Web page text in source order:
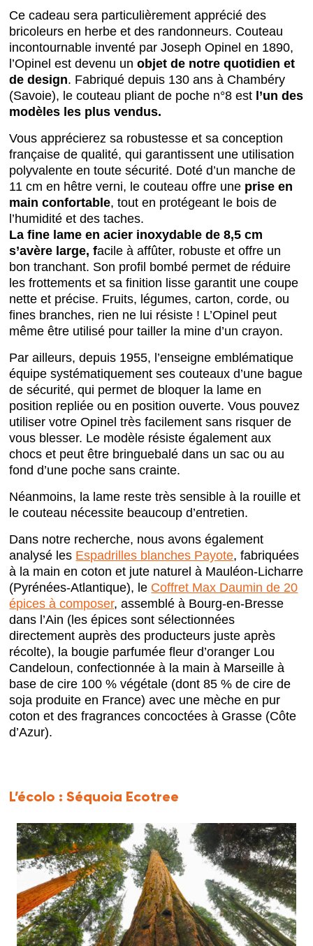
Ce cadeau sera particulièrement apprécié des
bricoleurs en herbe et des randonneurs. Couteau
incontournable inventé par Joseph Opinel en 1890,
l’Opinel est devenu unobjet de notre quotidien et
de design. Fabriqué depuis 130 ans à Chambéry
(Savoie), le couteau pliant de poche n°8 est l’un des
modèles les plus vendus.
Vous apprécierez sa robustesse et sa conception
française de qualité, qui garantissent une utilisation
polyvalente en toute sécurité. Doté d’un manche de
11 cm en hêtre verni, le couteau offre une prise en
main confortable, tout en protégeant le bois de
l’humidité et des taches.
La fine lame en acier inoxydable de 8,5 cm
s’avère large, facile à affûter, robuste et offre un
bon tranchant. Son profil bombé permet de réduire
les frottements et sa finition lisse garantit une coupe
nette et précise. Fruits, légumes, carton, corde, ou
fines branches, rien ne lui résiste ! L’Opinel peut
même être utilisé pour tailler la mine d’un crayon.
Par ailleurs, depuis 1955, l’enseigne emblématique
équipe systématiquement ses couteaux d’une bague
de sécurité, qui permet de bloquer la lame en
position repliée ou en position ouverte. Vous pouvez
utiliser votre Opinel très facilement sans risquer de
vous blesser. Le modèle résiste également aux
chocs et peut être bringuebalé dans un sac ou au
fond d’une poche sans crainte.
Néanmoins, la lame reste très sensible à la rouille et
le couteau nécessite beaucoup d’entretien.
Dans notre recherche, nous avons également
analysé les Espadrilles blanches Payote, fabriquées
à la main en coton et jute naturel à Mauléon-Licharre
(Pyrénées-Atlantique), le Coffret Max Daumin de 20
épices à composer, assemblé à Bourg-en-Bresse
dans l’Ain (les épices sont sélectionnées
directement auprès des producteurs juste après
récolte), la bougie parfumée fleur d’oranger Lou
Candeloun, confectionnée à la main à Marseille à
base de cire 100 % végétale (dont 85 % de cire de
soja produite en France) avec une mèche en pur
coton et des fragrances concoctées à Grasse (Côte
d’Azur).
L’écolo :Séquoia Ecotree